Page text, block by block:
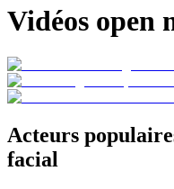
Vidéos open
Acteurs
facial